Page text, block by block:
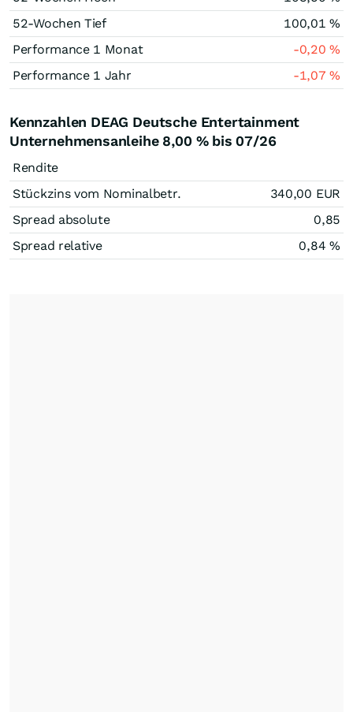
52-Wochen Tief
100,01%
Performance 1 Monat
-0,20%
Performance 1 Jahr
-1,07%
Kennzahlen DEAG Deutsche Entertainment
Unternehmensanleihe 8,00 % bis 07/26
Rendite
Stückzins vom Nominalbetr.
340,00 EUR
Spread absolute
0,85
Spread relative
0,84 %